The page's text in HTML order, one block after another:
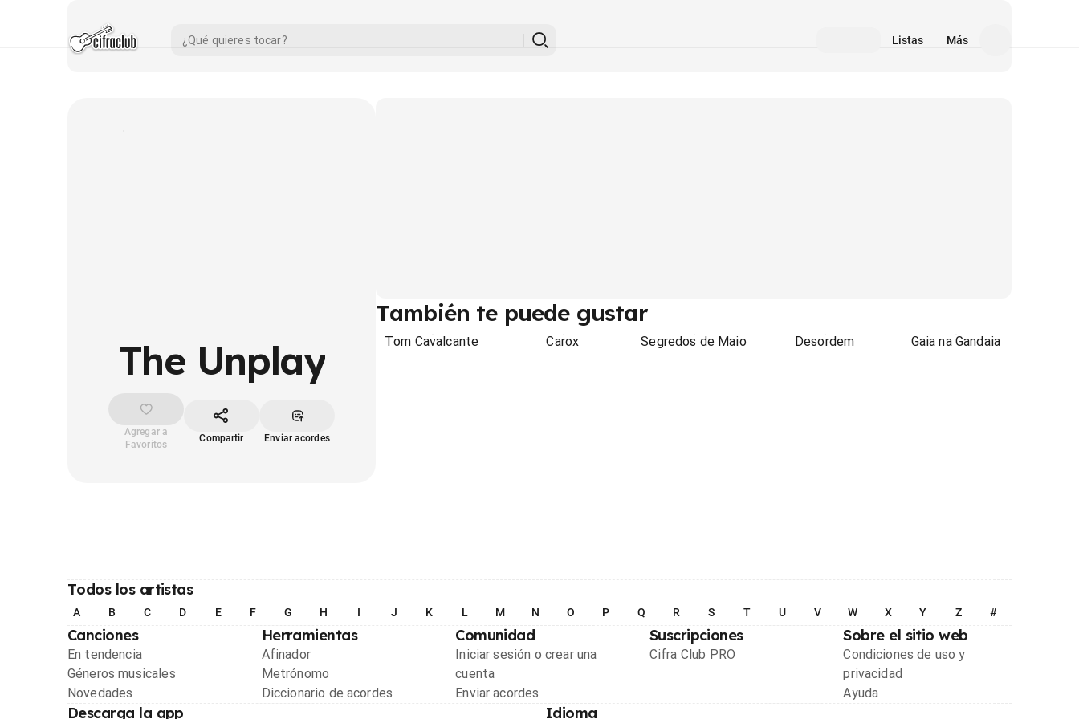
Listas Más
The Unplay
Agregar a
Favoritos
Compartir Enviar acordes
También te puede gustar
Tom Cavalcante Carox Segredos de Maio Desordem Gaia na Gandaia
Todos los artistas
A B C D E F G H I J K L M N O P Q R S T U V W X Y Z #
Canciones
En tendencia
Géneros musicales
Novedades
Herramientas
Afinador
Metrónomo
Diccionario de acordes
Comunidad
Iniciar sesión o crear una
cuenta
Enviar acordes
Suscripciones
Cifra Club PRO
Sobre el sitio web
Condiciones de uso y
privacidad
Ayuda
Descarga la app Idioma